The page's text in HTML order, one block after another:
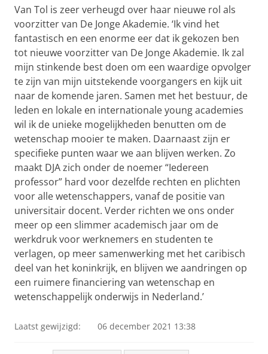
Van Tol is zeer verheugd over haar nieuwe rol als
voorzitter van De Jonge Akademie. ‘Ik vind het
fantastisch en een enorme eer dat ik gekozen ben
tot nieuwe voorzitter van De Jonge Akademie. Ik zal
mijn stinkende best doen om een waardige opvolger
te zijn van mijn uitstekende voorgangers en kijk uit
naar de komende jaren. Samen met het bestuur, de
leden en lokale en internationale young academies
wil ik de unieke mogelijkheden benutten om de
wetenschap mooier te maken. Daarnaast zijn er
specifieke punten waar we aan blijven werken. Zo
maakt DJA zich onder de noemer “Iedereen
professor” hard voor dezelfde rechten en plichten
voor alle wetenschappers, vanaf de positie van
universitair docent. Verder richten we ons onder
meer op een slimmer academisch jaar om de
werkdruk voor werknemers en studenten te
verlagen, op meer samenwerking met het caribisch
deel van het koninkrijk, en blijven we aandringen op
een ruimere financiering van wetenschap en
wetenschappelijk onderwijs in Nederland.’
Laatst gewijzigd: 06 december 2021 13:38